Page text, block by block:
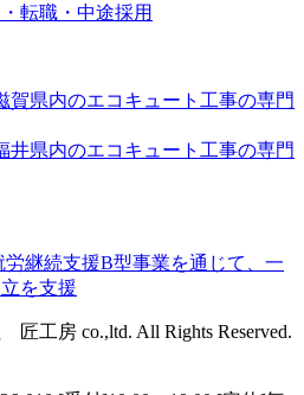
転職・中途採用
賀県内のエコキュート工事の専門
井県内のエコキュート工事の専門
労継続支援B型事業を通じて、一
を支援
工房 co.,ltd. All Rights Reserved.